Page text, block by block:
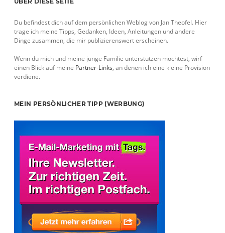
Sidebar
Du befindest dich auf dem persönlichen Weblog von Jan Theofel. Hier
trage ich meine Tipps, Gedanken, Ideen, Anleitungen und andere
Dinge zusammen, die mir publizierenswert erscheinen.
Wenn du mich und meine junge Familie unterstützen möchtest, wirf
einen Blick auf meine Partner-Links, an denen ich eine kleine Provision
verdiene.
MEIN PERSÖNLICHER TIPP (WERBUNG)